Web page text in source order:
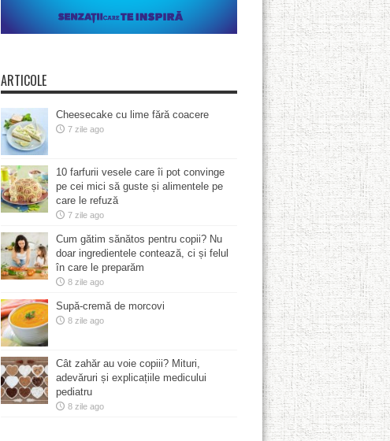
ARTICOLE
Cheesecake cu lime fără coacere
7 zile ago
10 farfurii vesele care îi pot convinge
pe cei mici să guste și alimentele pe
care le refuză
7 zile ago
Cum gătim sănătos pentru copii? Nu
doar ingredientele contează, ci și felul
în care le preparăm
8 zile ago
Supă-cremă de morcovi
8 zile ago
Cât zahăr au voie copiii? Mituri,
adevăruri și explicațiile medicului
pediatru
8 zile ago